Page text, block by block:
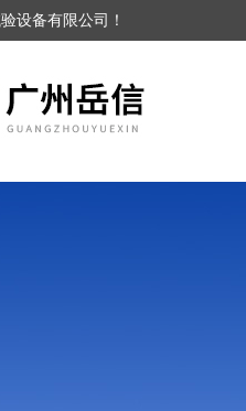
设备有限公司！